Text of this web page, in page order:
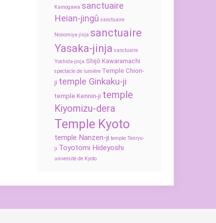
Kamogawa sanctuaire
Heian-jingû sanctuaire
Nonomiya-jinja sanctuaire
Yasaka-jinja sanctuaire
Yoshida-jinja Shijô Kawaramachi
spectacle de lumière Temple Chion-
ji temple Ginkaku-ji
temple Kennin-ji temple
Kiyomizu-dera
Temple Kyoto
temple Nanzen-ji temple Tenryu-
ji Toyotomi Hideyoshi
université de Kyoto